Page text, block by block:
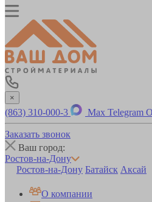
×
(863) 310-000-3 Max Telegram
Заказать звонок
Ваш город:
Ростов-на-Дону
Ростов-на-Дону Батайск Аксай
О компании